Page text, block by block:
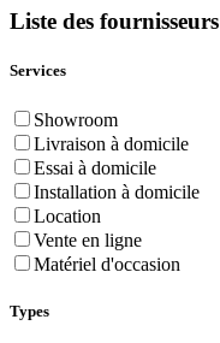
Liste des fournisseurs
Services
Showroom
Livraison à domicile
Essai à domicile
Installation à domicile
Location
Vente en ligne
Matériel d'occasion
Types